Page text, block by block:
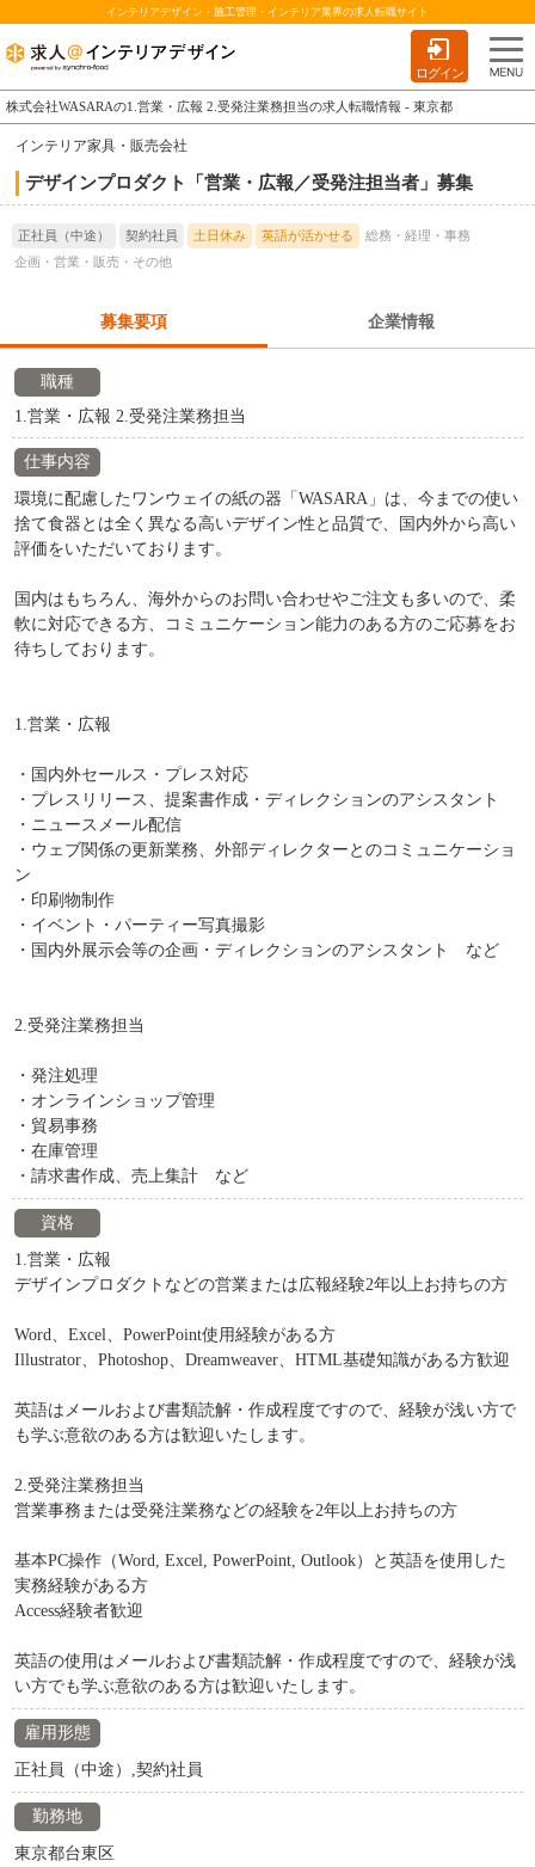
インテリアデザイン・施工管理・インテリア業界の求人転職サイト
ログイン
株式会社WASARAの1.営業・広報 2.受発注業務担当の求人転職情報 - 東京都
インテリア家具・販売会社
デザインプロダクト「営業・広報／受発注担当者」募集
正社員（中途） 契約社員 土日休み 英語が活かせる
総務・経理・事務
企画・営業・販売・その他
募集要項 企業情報
職種
1.営業・広報 2.受発注業務担当
仕事内容
環境に配慮したワンウェイの紙の器「WASARA」は、今までの使い
捨て食器とは全く異なる高いデザイン性と品質で、国内外から高い
評価をいただいております。
国内はもちろん、海外からのお問い合わせやご注文も多いので、柔
軟に対応できる方、コミュニケーション能力のある方のご応募をお
待ちしております。
1.営業・広報
・国内外セールス・プレス対応
・プレスリリース、提案書作成・ディレクションのアシスタント
・ニュースメール配信
・ウェブ関係の更新業務、外部ディレクターとのコミュニケーショ
ン
・印刷物制作
・イベント・パーティー写真撮影
・国内外展示会等の企画・ディレクションのアシスタント など
2.受発注業務担当
・発注処理
・オンラインショップ管理
・貿易事務
・在庫管理
・請求書作成、売上集計 など
資格
1.営業・広報
デザインプロダクトなどの営業または広報経験2年以上お持ちの方
Word、Excel、PowerPoint使用経験がある方
Illustrator、Photoshop、Dreamweaver、HTML基礎知識がある方歓迎
英語はメールおよび書類読解・作成程度ですので、経験が浅い方で
も学ぶ意欲のある方は歓迎いたします。
2.受発注業務担当
営業事務または受発注業務などの経験を2年以上お持ちの方
基本PC操作（Word, Excel, PowerPoint, Outlook）と英語を使用した
実務経験がある方
Access経験者歓迎
英語の使用はメールおよび書類読解・作成程度ですので、経験が浅
い方でも学ぶ意欲のある方は歓迎いたします。
雇用形態
正社員（中途）,契約社員
勤務地
東京都台東区